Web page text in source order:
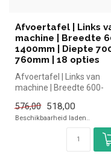
Afvoertafel | Links
machine | Breedte
1400mm | Diepte
760mm | 18 opties
Afvoertafel | Links van
machine | Breedte 600-
760mm | 18 opt...
576,00 518,00
Beschikbaarheid laden..